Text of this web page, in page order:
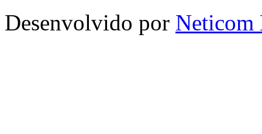
Desenvolvido por Neticom